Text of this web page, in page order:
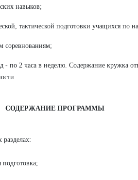
навыков;
тактической подготовки учащихся по
соревнованиям;
- по 2 часа в неделю. Содержание кружка
СОДЕРЖАНИЕ ПРОГРАММЫ
разделах: